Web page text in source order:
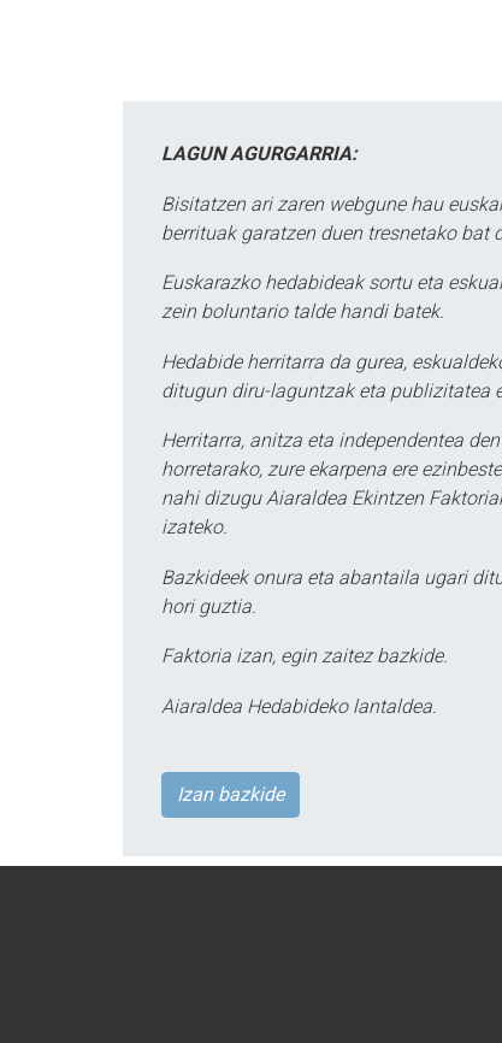
LAGUN AGURGARRIA:
Bisitatzen ari zaren webgune hau
berrituak garatzen duen tresnetako bat
Euskarazko hedabideak sortu eta
zein boluntario talde handi batek.
Hedabide herritarra da gurea,
ditugun diru-laguntzak eta publizitatea
Herritarra, anitza eta independentea
horretarako, zure ekarpena ere
nahi dizugu Aiaraldea Ekintzen
izateko.
Bazkideek onura eta abantaila ugari
hori guztia.
Faktoria izan, egin zaitez bazkide.
Aiaraldea Hedabideko lantaldea.
Izan bazkide